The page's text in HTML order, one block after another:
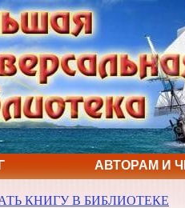
АВТОРАМ И
КНИГУ В БИБЛИОТЕКЕ